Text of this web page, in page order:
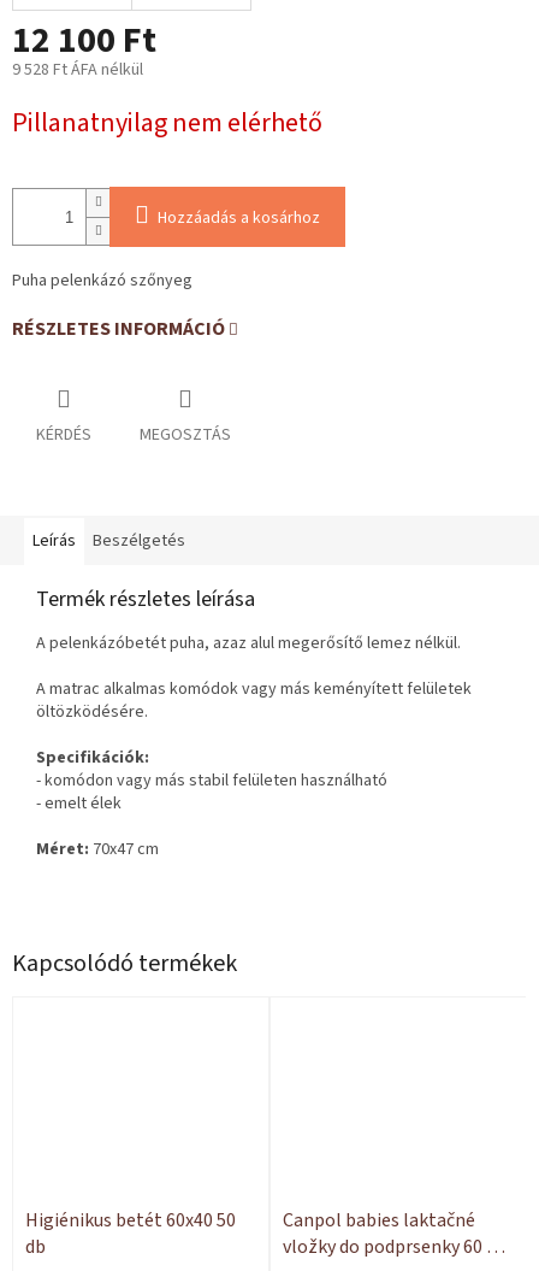
12 100 Ft
9 528 Ft ÁFA nélkül
Pillanatnyilag nem elérhető
Hozzáadás a kosárhoz
Puha pelenkázó szőnyeg
RÉSZLETES INFORMÁCIÓ
KÉRDÉS MEGOSZTÁS
Kapcsolódó termékek
Higiénikus betét 60x40 50
db
Canpol babies laktačné
vložky do podprsenky 60 ks
Leírás Beszélgetés
Termék részletes leírása
A pelenkázóbetét puha, azaz alul megerősítő lemez nélkül.
A matrac alkalmas komódok vagy más keményített felületek
öltözködésére.
Specifikációk:
- komódon vagy más stabil felületen használható
- emelt élek
Méret: 70x47 cm